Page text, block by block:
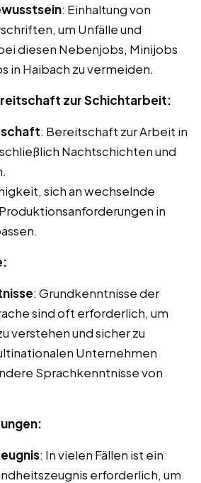
: Einhaltung von
um Unfälle und
diesen Nebenjobs, Minijobs
in Haibach zu vermeiden.
zur Schichtarbeit:
: Bereitschaft zur Arbeit in
Nachtschichten und
sich an wechselnde
in
: Grundkenntnisse der
sind oft erforderlich, um
verstehen und sicher zu
Unternehmen
Sprachkenntnisse von
: In vielen Fällen ist ein
erforderlich, um